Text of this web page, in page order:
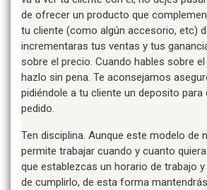
de ofrecer un producto que
tu cliente (como algún accesorio, etc)
incrementaras tus ventas y tus
sobre el precio. Cuando hables sobre
hazlo sin pena. Te aconsejamos
pidiéndole a tu cliente un deposito para
pedido.
Ten disciplina. Aunque este modelo de
permite trabajar cuando y cuanto
que establezcas un horario de trabajo
de cumplirlo, de esta forma